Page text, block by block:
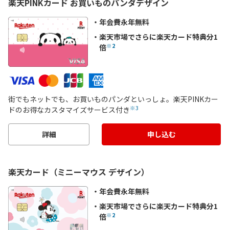
年会費永年無料
楽天市場でさらに楽天カード特典分1
倍※2
街でもネットでも、お買いものパンダといっしょ。楽天PINKカー
ドのお得なカスタマイズサービス付き ※3
詳細 申し込む
楽天カード（ミニーマウス デザイン）
年会費永年無料
楽天市場でさらに楽天カード特典分1
倍※2